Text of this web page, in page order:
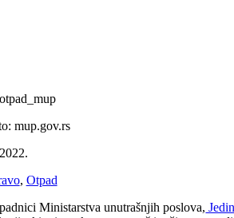
mup.gov.rs
, Otpad
Ministarstva unutrašnjih poslova,